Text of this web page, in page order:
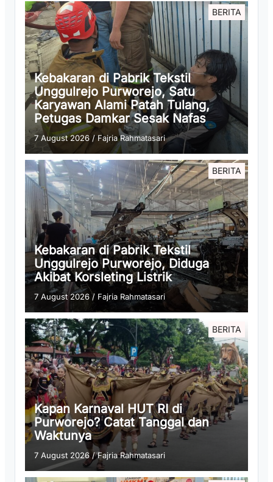
BERITA
Kebakaran di Pabrik Tekstil
Unggulrejo Purworejo, Satu
Karyawan Alami Patah Tulang,
Petugas Damkar Sesak Nafas
7 August 2026 /Fajria Rahmatasari
BERITA
Kebakaran di Pabrik Tekstil
Unggulrejo Purworejo, Diduga
Akibat Korsleting Listrik
7 August 2026/ Fajria Rahmatasari
BERITA
Kapan Karnaval HUT RI di
Purworejo? Catat Tanggal dan
Waktunya
7 August 2026 /Fajria Rahmatasari